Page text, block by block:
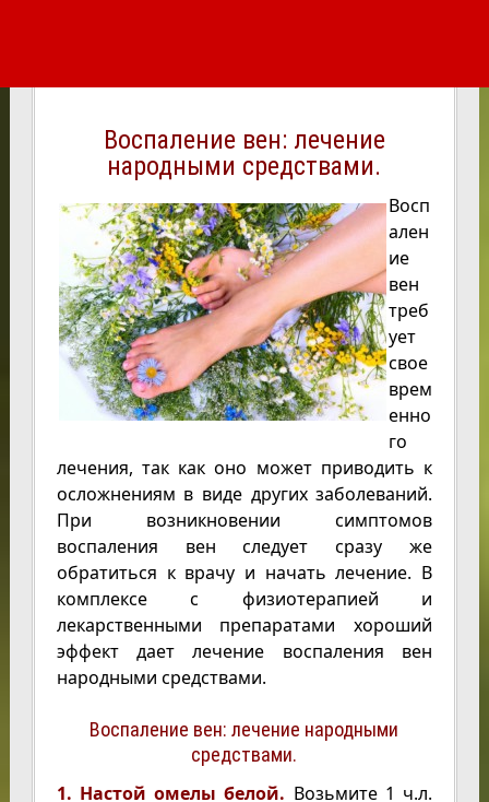
Воспаление вен: лечение
народными средствами.
Восп
ален
ие
вен
треб
ует
свое
врем
енно
го
лечения, так как оно может приводить к
осложнениям в виде других заболеваний.
При возникновении симптомов
воспаления вен следует сразу же
обратиться к врачу и начать лечение. В
комплексе с физиотерапией и
лекарственными препаратами хороший
эффект дает лечение воспаления вен
народными средствами.
Воспаление вен: лечение народными
средствами.
1. Настой омелы белой. Возьмите 1 ч.л.